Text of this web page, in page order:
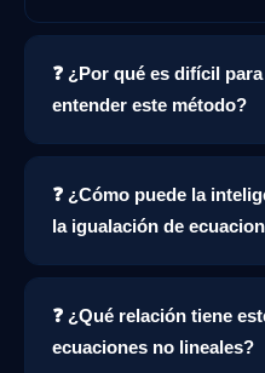
❓ ¿Por qué es difícil
entender este método?
❓ ¿Cómo puede la
la igualación de
❓ ¿Qué relación tiene
ecuaciones no lineales?